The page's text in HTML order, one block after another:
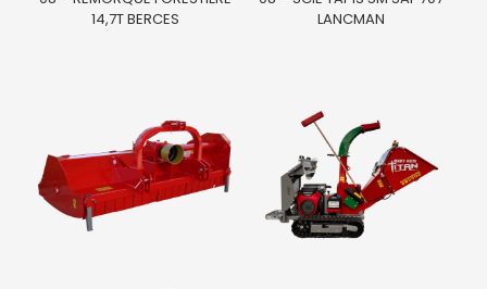
14,7T BERCES
LANCMAN